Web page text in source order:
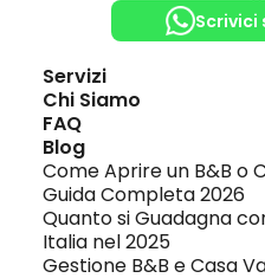
Scrivici
Servizi
Chi Siamo
FAQ
Blog
Come Aprire un B&B o
Guida Completa 2026
Quanto si Guadagna
Italia nel 2025
Gestione B&B e Casa